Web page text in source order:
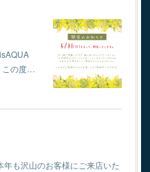
この度…
年も沢山のお客様にご来店いた